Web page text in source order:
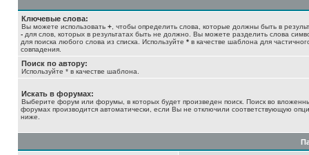
Ключевые слова:
Вы можете использовать + , чтобы определить слова, которые должны быть в
- для слов, которых в результатах быть не должно. Вы можете разделить слова
для поиска любого слова из списка. Используйте * в качестве шаблона для
совпадения.
Поиск по автору:
Используйте * в качестве шаблона.
Искать в форумах:
Выберите форум или форумы, в которых будет произведен поиск. Поиск во
форумах производится автоматически, если Вы не отключили соответствующую
ниже.